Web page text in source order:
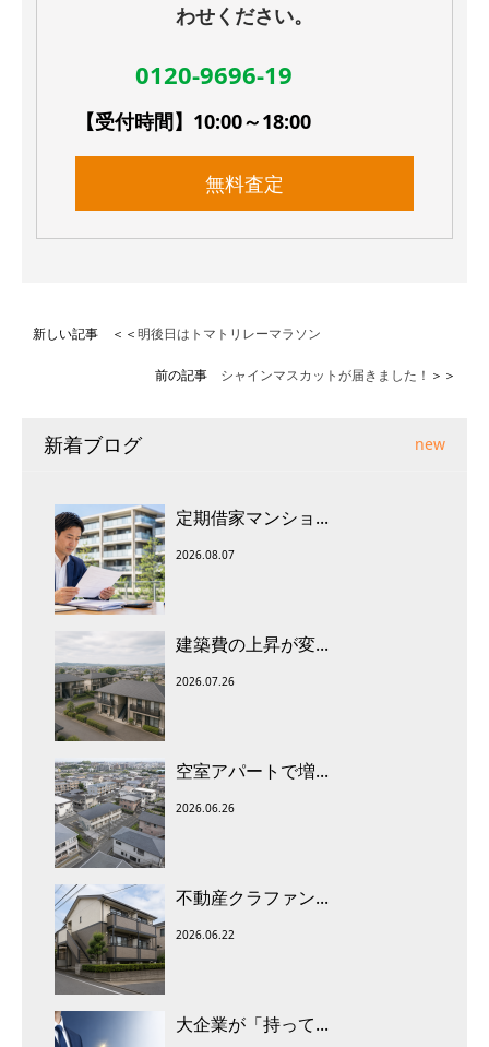
わせください。
0120-9696-19
【受付時間】10:00～18:00
無料査定
新しい記事 ＜＜明後日はトマトリレーマラソン
前の記事 シャインマスカットが届きました！ ＞＞
新着ブログ new
定期借家マンショ...
2026.08.07
建築費の上昇が変...
2026.07.26
空室アパートで増...
2026.06.26
不動産クラファン...
2026.06.22
大企業が「持って...